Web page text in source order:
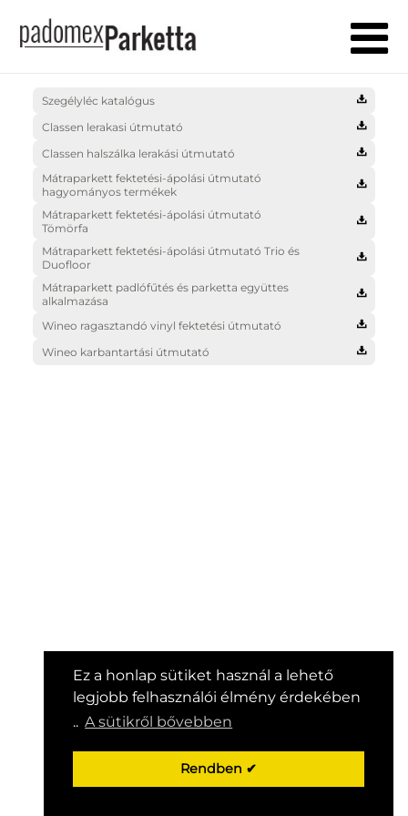
Ez a honlap sütiket használ a lehető
legjobb felhasználói élmény érdekében
.. A sütikről bővebben
Rendben ✔
Szegélyléc katalógus
Classen lerakasi útmutató
Classen halszálka lerakási útmutató
Mátraparkett fektetési-ápolási útmutató
hagyományos termékek
Mátraparkett fektetési-ápolási útmutató
Tömörfa
Mátraparkett fektetési-ápolási útmutató Trio és
Duofloor
Mátraparkett padlófűtés és parketta együttes
alkalmazása
Wineo ragasztandó vinyl fektetési útmutató
Wineo karbantartási útmutató